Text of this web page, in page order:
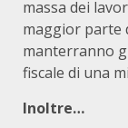
massa dei
maggior parte
manterranno
fiscale di una
Inoltre…